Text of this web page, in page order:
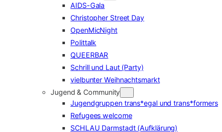
AIDS-Gala
Christopher Street Day
OpenMicNight
Polittalk
QUEERBAR
Schrill und Laut (Party)
vielbunter Weihnachtsmarkt
Jugend & Community
Jugendgruppen trans*egal und trans*formers
Refugees welcome
SCHLAU Darmstadt (Aufklärung)